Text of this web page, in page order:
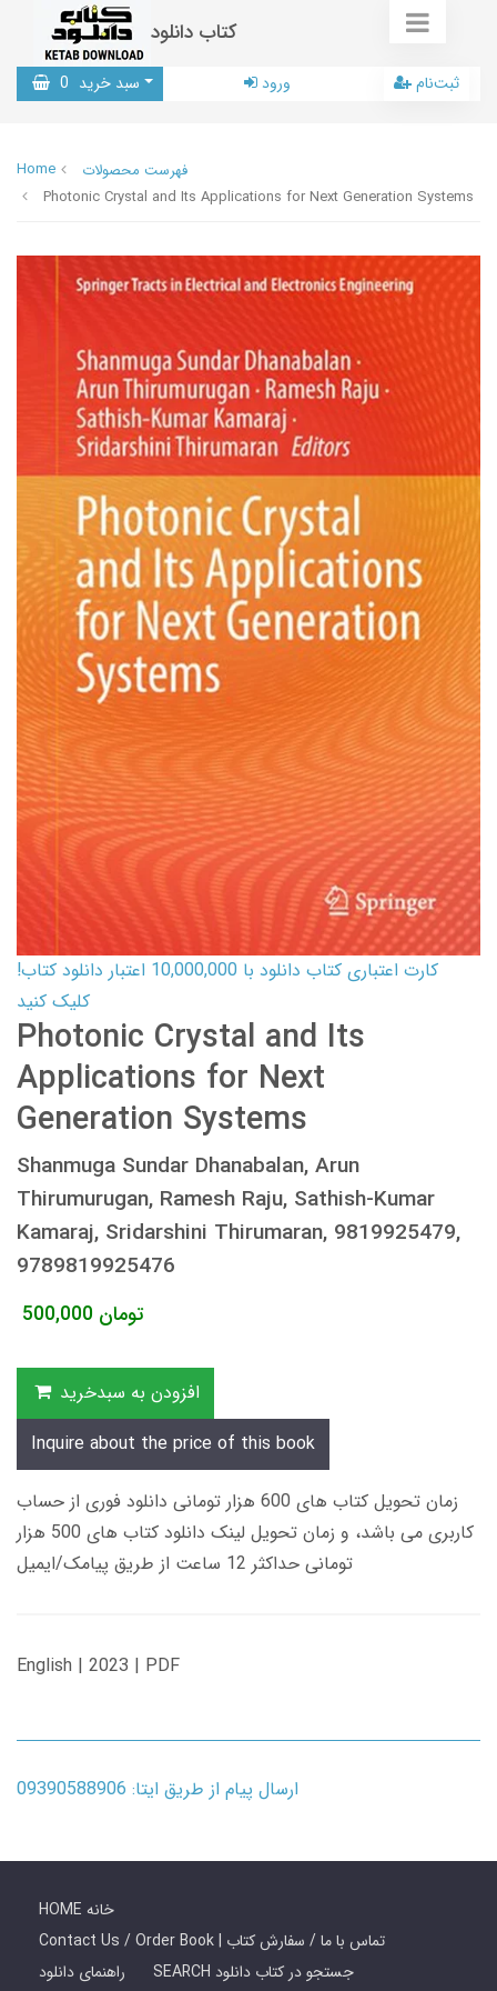
کتاب دانلود
سبد خرید 0 ورود ثبت‌نام
Home
فهرست محصولات
Photonic Crystal and Its Applications for Next Generation Systems
کارت اعتباری کتاب دانلود با 10,000,000 اعتبار دانلود کتاب!
کلیک کنید
Photonic Crystal and Its
Applications for Next
Generation Systems
Shanmuga Sundar Dhanabalan, Arun
Thirumurugan, Ramesh Raju, Sathish-Kumar
Kamaraj, Sridarshini Thirumaran, 9819925479,
9789819925476
500,000 تومان
افزودن به سبدخرید
Inquire about the price of this book
زمان تحویل کتاب های 600 هزار تومانی دانلود فوری از حساب
کاربری می باشد، و زمان تحویل لینک دانلود کتاب های 500 هزار
تومانی حداکثر 12 ساعت از طریق پیامک/ایمیل
English | 2023 | PDF
ارسال پیام از طریق ایتا: 09390588906
HOME خانه
Contact Us / Order Book | تماس با ما / سفارش کتاب
راهنمای دانلود
SEARCH جستجو در کتاب دانلود